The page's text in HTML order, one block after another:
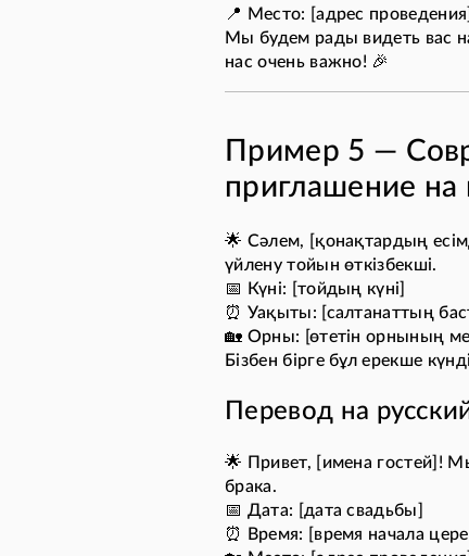
📍 Место: [адрес проведения]
Мы будем рады видеть вас
нас очень важно! 🎉
Пример 5 —
приглашение на
🌟 Сәлем, [қонақтардың
үйлену тойын өткізбекші.
📅 Күні: [тойдың күні]
⏰ Уақыты: [салтанаттың
🏡 Орны: [өтетін орнының
Бізбен бірге бұл ерекше
Перевод на
🌟 Привет, [имена гостей]!
брака.
📅 Дата: [дата свадьбы]
⏰ Время: [время начала